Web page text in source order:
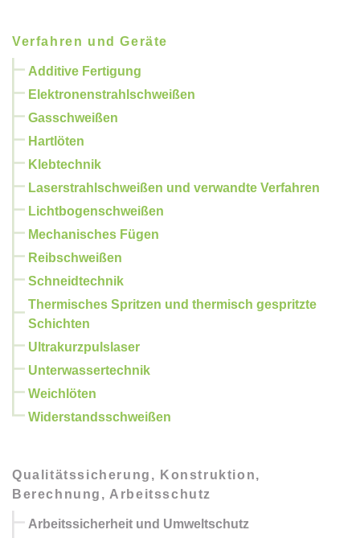
Verfahren und Geräte
Additive Fertigung
Elektronenstrahlschweißen
Gasschweißen
Hartlöten
Klebtechnik
Laserstrahlschweißen und verwandte Verfahren
Lichtbogenschweißen
Mechanisches Fügen
Reibschweißen
Schneidtechnik
Thermisches Spritzen und thermisch gespritzte
Schichten
Ultrakurzpulslaser
Unterwassertechnik
Weichlöten
Widerstandsschweißen
Qualitätssicherung, Konstruktion,
Berechnung, Arbeitsschutz
Arbeitssicherheit und Umweltschutz